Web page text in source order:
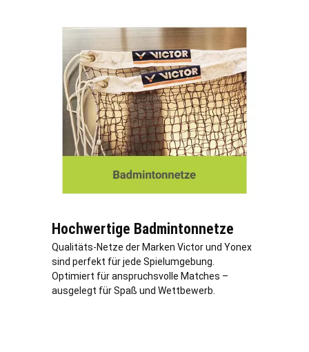
Hochwertige Badmintonnetze
Qualitäts-Netze der Marken Victor und Yonex
sind perfekt für jede Spielumgebung.
Optimiert für anspruchsvolle Matches –
ausgelegt für Spaß und Wettbewerb.